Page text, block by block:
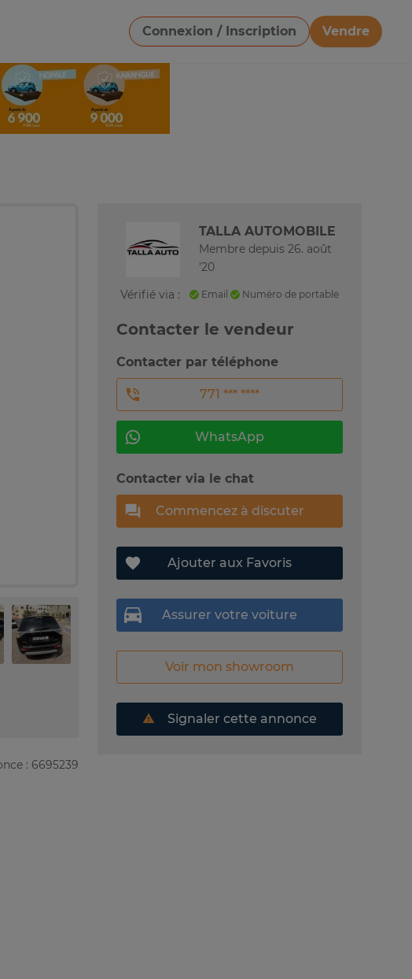
Connexion / Inscription
Vendre
Télécharger une image
: 6695239
TALLA AUTOMOBILE
Membre depuis 26. août
'20
Vérifié via :
Email Numéro de portable
Contacter le vendeur
Contacter par téléphone
771 *** ****
WhatsApp
Contacter via le chat
Commencez à discuter
Ajouter aux Favoris
Assurer votre voiture
Voir mon showroom
Signaler cette annonce